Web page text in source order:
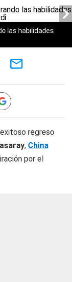
las habilidades
regreso
, China
por el